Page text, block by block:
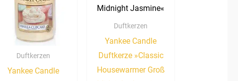
Duftkerzen
Yankee Candle
Duftkerzen
Yankee Candle
Duftkerze »Classic
Housewarmer Groß